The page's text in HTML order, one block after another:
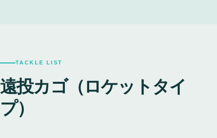
TACKLE LIST
遠投カゴ（ロケットタイ
プ）